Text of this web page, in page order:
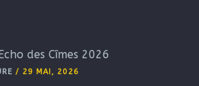
des Cîmes 2026
/ 29 MAI, 2026